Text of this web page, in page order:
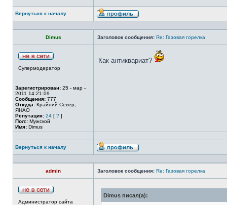
Вернуться к началу
Dimus Заголовок сообщения: Re: Газовая горелка
Супермодератор
Зарегистрирован: 25 - мар -
2011 14:21:09
Сообщения: 777
Откуда: Крайний Север,
ЯНАО
Репутация: 24 [ ? ]
Пол:: Мужской
Имя: Dimus
Как антиквариат?
Вернуться к началу
admin Заголовок сообщения: Re: Газовая горелка
Администратор сайта
Dimus писал(а):